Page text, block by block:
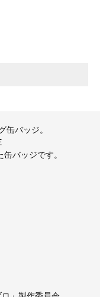
缶バッジ。
バッジです。